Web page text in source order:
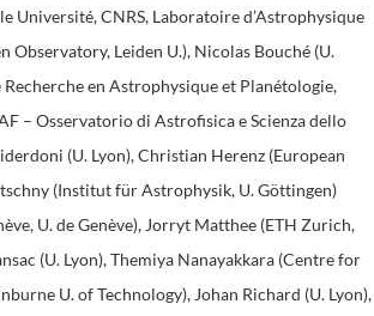
CNRS, Laboratoire d’Astrophysique
Observatory, Leiden U.), Nicolas Bouché (U.
en Astrophysique et Planétologie,
– Osservatorio di Astrofisica e Scienza dello
(U. Lyon), Christian Herenz (European
(Institut für Astrophysik, U. Göttingen)
U. de Genève), Jorryt Matthee (ETH Zurich,
(U. Lyon), Themiya Nanayakkara (Centre for
U. of Technology), Johan Richard (U. Lyon),